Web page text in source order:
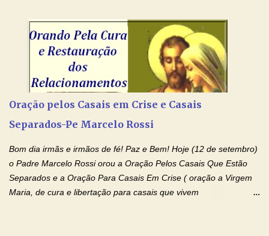
Senhor Jesus Cristo, vosso Filho, na unidade do Espírito Santo.
Amém. Novena a Nhá Chica (Oração para obter os favores
celestiais através da intercessão da Serva de Deus Nhá Chica)
(Rezar durante nove dias seguidos ou intercalados) Nhá Chica,
recorro a vós como intercessora entre a Bondade Divina e as
entregueis nas mãos do Santíssimo o meu pedido urgente (Fazer
o pedido). Acolhei, Nhá Chica, no vosso coração bondoso as
Oração pelos Casais em Crise e Casais
Separados-Pe Marcelo Rossi
Bom dia irmãs e irmãos de fé! Paz e Bem! Hoje (12 de setembro)
o Padre Marcelo Rossi orou a Oração Pelos Casais Que Estão
Separados e a Oração Para Casais Em Crise ( oração a Virgem
Maria, de cura e libertação para casais que vivem